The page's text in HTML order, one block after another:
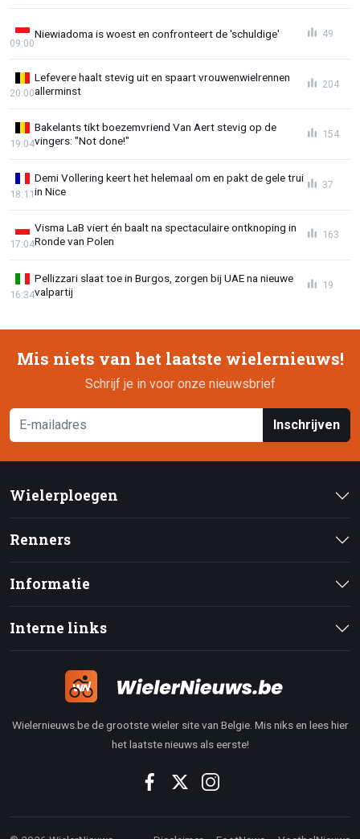
Niewiadoma is woest en confronteert de 'schuldige'
09:00
49
Lefevere haalt stevig uit en spaart vrouwenwielrennen
allerminst
20:00
204
Bakelants tikt boezemvriend Van Aert stevig op de
vingers: "Not done!"
19:04
154
Demi Vollering keert het helemaal om en pakt de gele trui
in Nice
18:11
37
Visma LaB viert én baalt na spectaculaire ontknoping in
Ronde van Polen
17:04
163
Pellizzari slaat toe in Burgos, zorgen bij UAE na nieuwe
valpartij
16:34
19
Mis niets van het laatste wielernieuws!
Schrijf je in voor onze nieuwsbrief
Inschrijven
Wielerploegen
Renners
Informatie
Interne links
Wielernieuws.be de grootste wieler site van Belgie. Mis niks en lees hier
het laatste nieuws als eerste!